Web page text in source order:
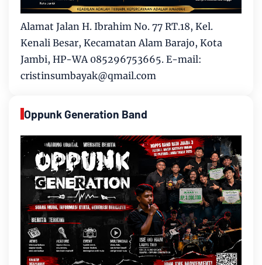
Alamat Jalan H. Ibrahim No. 77 RT.18, Kel.
Kenali Besar, Kecamatan Alam Barajo, Kota
Jambi, HP-WA 085296753665. E-mail:
cristinsumbayak@qmail.com
Oppunk Generation Band